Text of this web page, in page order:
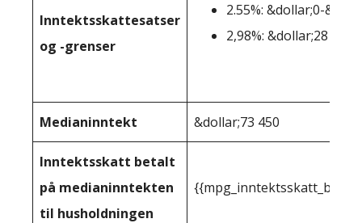
Inntektsskattesatser
og -grenser
2.55%: &dollar;0-
2,98%: &dollar;28 654+
Medianinntekt &dollar;73 450
Inntektsskatt betalt
på medianinntekten
til husholdningen